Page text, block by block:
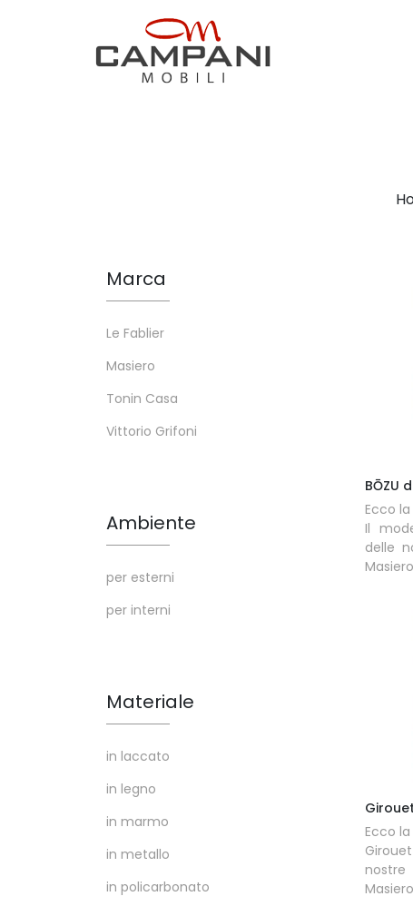
BŌZU
Ecco
Il
delle
Ecco
nostre
Marca
Le Fablier
Masiero
Tonin Casa
Vittorio Grifoni
Ambiente
per esterni
per interni
Materiale
in laccato
in legno
in marmo
in metallo
in policarbonato